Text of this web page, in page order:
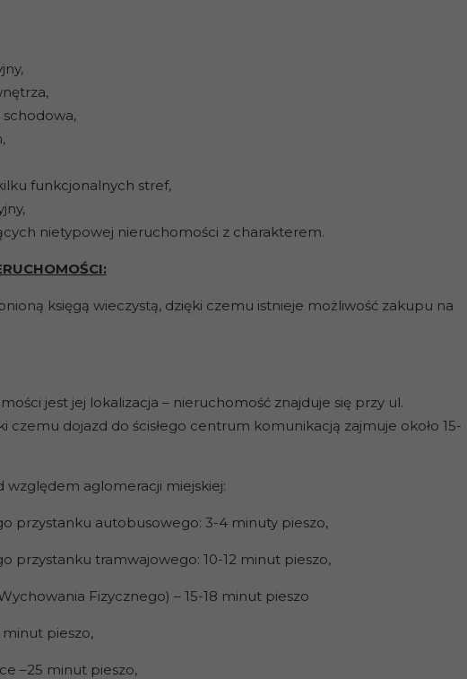
funkcjonalnych stref,
nietypowej nieruchomości z charakterem.
księgą wieczystą, dzięki czemu istnieje możliwość zakupu na
jest jej lokalizacja – nieruchomość znajduje się przy ul.
czemu dojazd do ścisłego centrum komunikacją zajmuje około 15-
względem aglomeracji miejskiej:
przystanku autobusowego: 3-4 minuty pieszo,
przystanku tramwajowego: 10-12 minut pieszo,
Fizycznego) – 15-18 minut pieszo
minut pieszo,
–25 minut pieszo,